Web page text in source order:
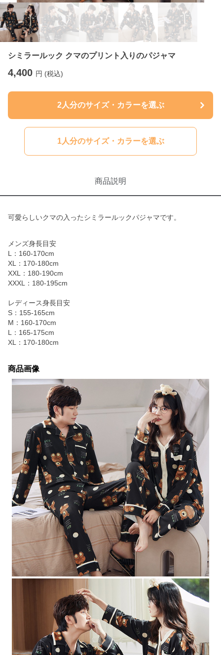
シミラールック クマのプリント入りのパジャマ
4,400 円 (税込)
2人分のサイズ・カラーを選ぶ
1人分のサイズ・カラーを選ぶ
商品説明
可愛らしいクマの入ったシミラールックパジャマです。
メンズ身長目安
L：160-170cm
XL：170-180cm
XXL：180-190cm
XXXL：180-195cm
レディース身長目安
S：155-165cm
M：160-170cm
L：165-175cm
XL：170-180cm
商品画像